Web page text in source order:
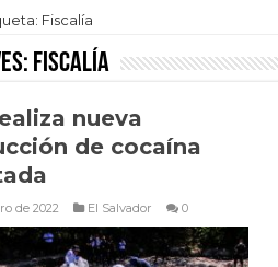
Fiscalía
Fiscalía
nueva
de cocaína
de 2022 El Salvador 0